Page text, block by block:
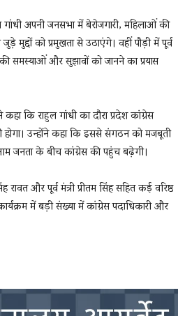
गांधी अपनी जनसभा में बेरोजगारी, महिलाओं की
मुद्दों को प्रमुखता से उठाएंगे। वहीं पौड़ी में पूर्व
समस्याओं और सुझावों को जानने का प्रयास
कि राहुल गांधी का दौरा प्रदेश कांग्रेस
होगा। उन्होंने कहा कि इससे संगठन को मजबूती
जनता के बीच कांग्रेस की पहुंच बढ़ेगी।
और पूर्व मंत्री प्रीतम सिंह सहित कई वरिष्ठ
में बड़ी संख्या में कांग्रेस पदाधिकारी और